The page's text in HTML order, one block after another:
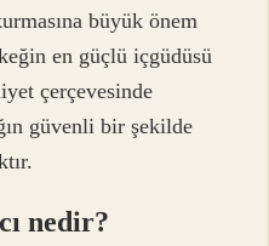
büyük önem
en güçlü içgüdüsü
çerçevesinde
güvenli bir şekilde
nedir?